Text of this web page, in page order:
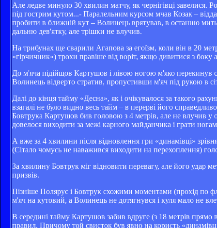
Але ледве минуло 30 хвилин матчу, як чернігівці завелися.
під гострим кутом...- Паралельним курсом мчав Козак –
пробити в ближній кут – Волинець врятував, в останню
дальню дев'ятку, але трішки не влучив.
На трибунах ще сварили Агапова за егоїзм, коли він в 20
«гірчичник») трохи правіше від воріт, якщо дивитися з боку
До м'яча підійщов Картушов і лівою ногою м'яко перекинув
Волинець відверто стратив, пропустивши м'яч під рукою в
Далі до кінця тайму «Десна», як і очікувалося за такого
взагалі не було видно весь тайм – в перерві його
Бовтрука Картушов бив головою з 4 метрів, але не влучив
довелося виходити за межі карного майданчика і грати
А вже за 4 хвилини після відновлення гри «динамівці»
(Сітало чомусь не наважився виходити на перехоплення)
За хвилину Бовтрук міг відновити перевагу, але його удар
призвів.
Пізніше Полярус і Бовтрук схожими моментами (прохід по
м'яч на кутовий, а Волинець не дотягнувся і куля мало не
В середині тайму Картушов забив вдруге (з 18 метрів
правил. Причому той свисток був явно на користь